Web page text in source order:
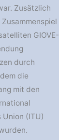
Zusätzlich
GIOVE-
durch
die
mit den
Union (ITU)